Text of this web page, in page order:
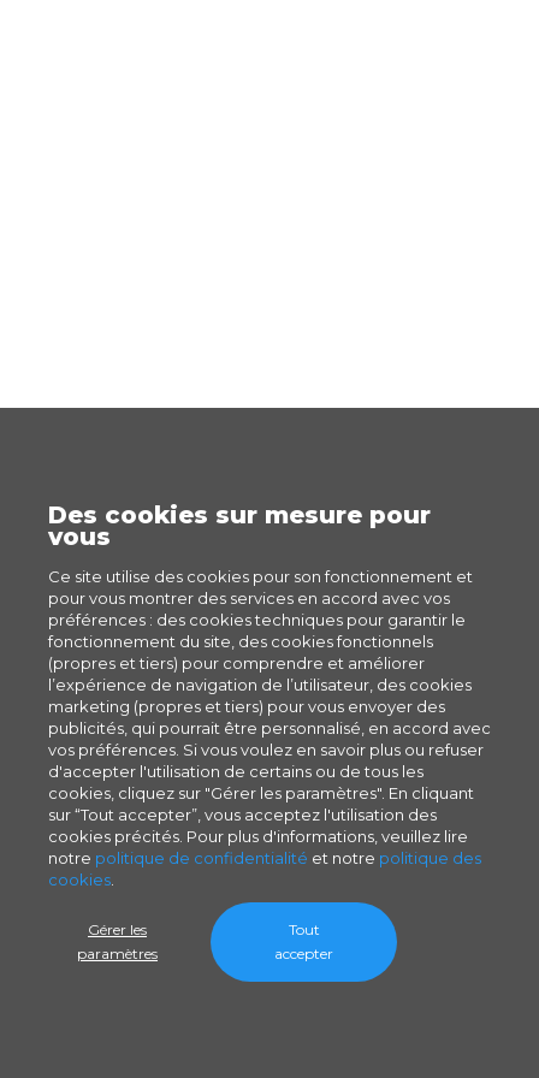
Des cookies sur mesure pour
vous
Ce site utilise des cookies pour son fonctionnement et
pour vous montrer des services en accord avec vos
préférences : des cookies techniques pour garantir le
fonctionnement du site, des cookies fonctionnels
(propres et tiers) pour comprendre et améliorer
l’expérience de navigation de l’utilisateur, des cookies
marketing (propres et tiers) pour vous envoyer des
publicités, qui pourrait être personnalisé, en accord avec
vos préférences. Si vous voulez en savoir plus ou refuser
d'accepter l'utilisation de certains ou de tous les
cookies, cliquez sur "Gérer les paramètres". En cliquant
sur “Tout accepter”, vous acceptez l'utilisation des
cookies précités. Pour plus d'informations, veuillez lire
notre politique de confidentialité et notre politique des
cookies
Gérer les
paramètres
Tout
accepter